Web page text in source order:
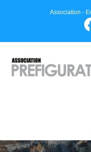
Association -